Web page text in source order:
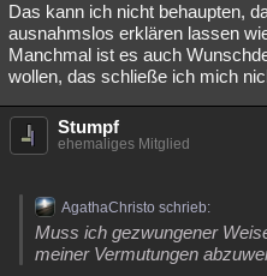
Das kann ich nicht behaupten,
ausnahmslos erklären lassen
Manchmal ist es auch
wollen, das schließe ich mich
Stumpf
ehemaliges Mitglied
AgathaChristo schrieb:
Muss ich gezwungener
meiner Vermutungen